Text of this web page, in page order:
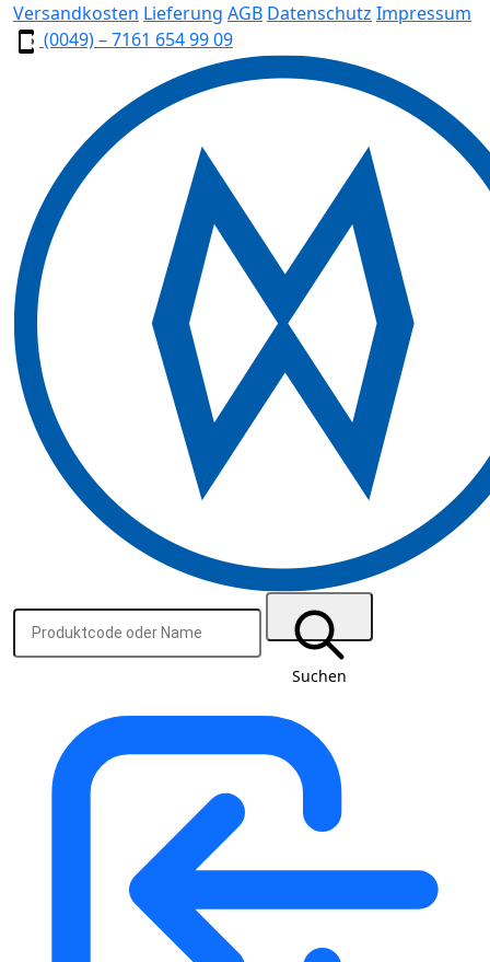
Versandkosten Lieferung AGB Datenschutz Impressum
(0049) – 7161 654 99 09
Suchen